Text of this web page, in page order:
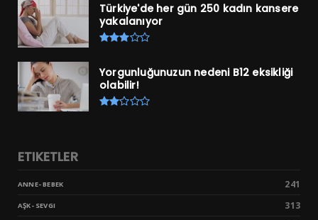
Türkiye'de her gün 250 kadın kansere
yakalanıyor
Yorgunluğunuzun nedeni B12 eksikliği
olabilir!
ETIKETLER
ANNE- BEBEK 241
AŞK- SEVGI 313